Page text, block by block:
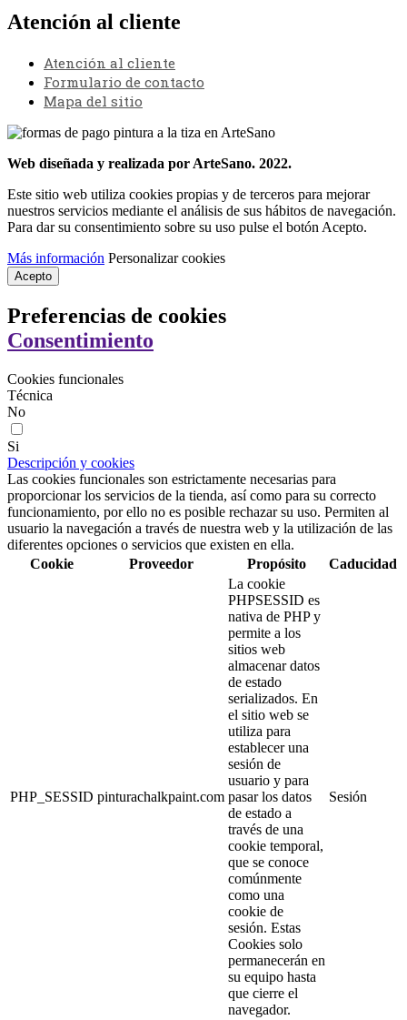
Atención al cliente
Atención al cliente
Formulario de contacto
Mapa del sitio
Web diseñada y realizada por ArteSano. 2022.
Este sitio web utiliza cookies propias y de terceros para mejorar
nuestros servicios mediante el análisis de sus hábitos de navegación.
Para dar su consentimiento sobre su uso pulse el botón Acepto.
Más información Personalizar cookies
Acepto
Preferencias de cookies
Consentimiento
Cookies funcionales
Técnica
No
Si
Descripción y cookies
Las cookies funcionales son estrictamente necesarias para
proporcionar los servicios de la tienda, así como para su correcto
funcionamiento, por ello no es posible rechazar su uso. Permiten al
usuario la navegación a través de nuestra web y la utilización de las
diferentes opciones o servicios que existen en ella.
Cookie
Proveedor Propósito Caducidad
PHP_SESSID pinturachalkpaint.com
La cookie
PHPSESSID es
nativa de PHP y
permite a los
sitios web
almacenar datos
de estado
serializados. En
el sitio web se
utiliza para
establecer una
sesión de
usuario y para
pasar los datos
de estado a
través de una
cookie temporal,
que se conoce
comúnmente
como una
cookie de
sesión. Estas
Cookies solo
permanecerán en
su equipo hasta
que cierre el
navegador.
Sesión